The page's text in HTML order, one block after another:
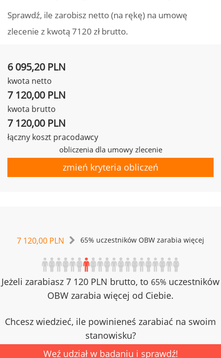
Sprawdź, ile zarobisz netto (na rękę) na umowę
zlecenie z kwotą 7120 zł brutto.
6 095,20 PLN
kwota netto
7 120,00 PLN
kwota brutto
7 120,00 PLN
łączny koszt pracodawcy
obliczenia dla umowy zlecenie
zmień kryteria obliczeń
7 120,00 PLN 65% uczestników OBW zarabia więcej
Jeżeli zarabiasz 7 120 PLN brutto, to 65% uczestników
OBW zarabia więcej od Ciebie.
Chcesz wiedzieć, ile powinieneś zarabiać na swoim
stanowisku?
Weź udział w badaniu i sprawdź!